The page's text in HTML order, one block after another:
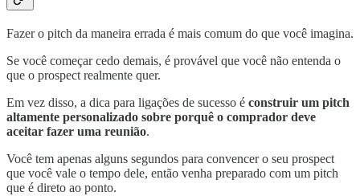
Fazer o pitch da maneira errada é mais comum do que você imagina.
Se você começar cedo demais, é provável que você não entenda o
que o prospect realmente quer.
Em vez disso, a dica para ligações de sucesso é construir um pitch
altamente personalizado sobre porquê o comprador deve
aceitar fazer uma reunião.
Você tem apenas alguns segundos para convencer o seu prospect
que você vale o tempo dele, então venha preparado com um pitch
que é direto ao ponto.